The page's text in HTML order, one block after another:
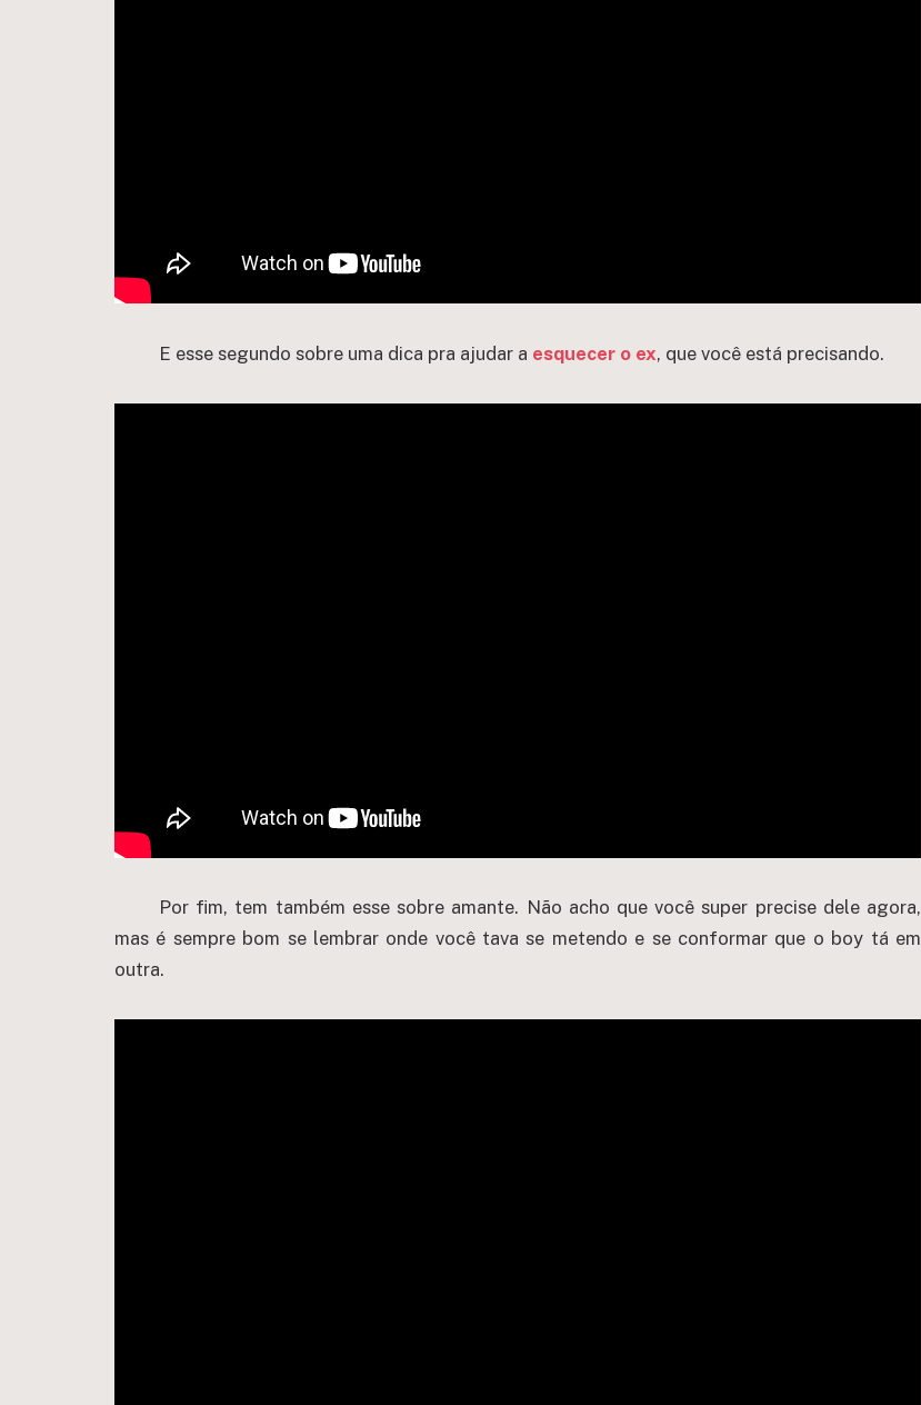
E esse segundo sobre uma dica pra ajudar a esquecer o ex, que você está precisando.
Por fim, tem também esse sobre amante. Não acho que você super precise dele agora,
mas é sempre bom se lembrar onde você tava se metendo e se conformar que o boy tá em
outra.